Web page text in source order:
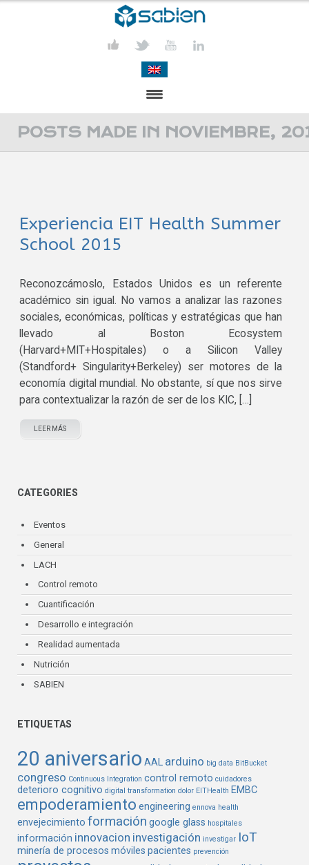
PRESENTACIÓN
ACTIVIDADES
COMUNICACIÓN
CONTACTA
POSTS MADE IN NOVIEMBRE,
Experiencia EIT Health Summer
School 2015
Reconozcámoslo, Estados Unidos es un referente
académico sin igual. No vamos a analizar las razones
sociales, económicas, políticas y estratégicas que han
llevado al Boston Ecosystem
(Harvard+MIT+Hospitales) o a Silicon Valley
(Standford+ Singularity+Berkeley) ser motores de la
economía digital mundial. No obstante, sí que nos sirve
para contextualizar la razón de ser de los KIC, […]
LEER MÁS
CATEGORIES
Eventos
General
LACH
Control remoto
Cuantificación
Desarrollo e integración
Realidad aumentada
Nutrición
SABIEN
ETIQUETAS
20 aniversario AAL arduino big data BitBucket
congreso Continuous Integration control remoto cuidadores
deterioro cognitivo digital transformation dolor EITHealth EMBC
empoderamiento engineering ennova health
envejecimiento formación google glass hospitales
información innovacion investigación investigar IoT
minería de procesos móviles pacientes prevención